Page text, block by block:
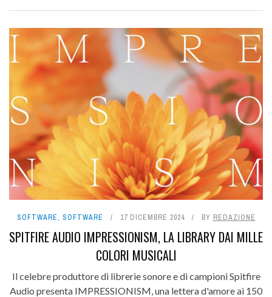
SOFTWARE, SOFTWARE 17 DICEMBRE 2024 BY REDAZIONE
SPITFIRE AUDIO IMPRESSIONISM, LA LIBRARY DAI MILLE
COLORI MUSICALI
Il celebre produttore di librerie sonore e di campioni Spitfire
Audio presenta IMPRESSIONISM, una lettera d'amore ai 150